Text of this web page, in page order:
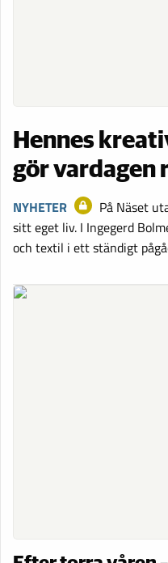
Hennes
gör vardagen
NYHETER
På Näset
sitt eget liv. I Ingegerd
och textil i ett ständigt